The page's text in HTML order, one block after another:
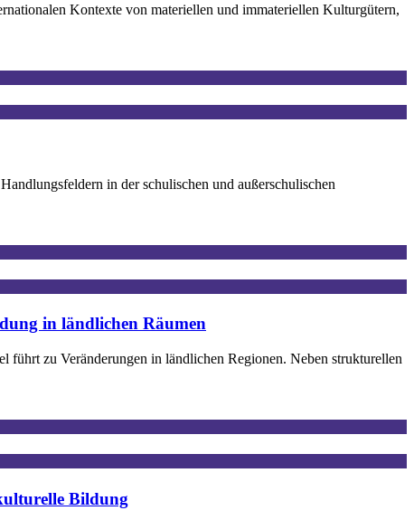
Kontexte von materiellen und immateriellen Kulturgütern,
in der schulischen und außerschulischen
in ländlichen Räumen
zu Veränderungen in ländlichen Regionen. Neben strukturellen
Bildung